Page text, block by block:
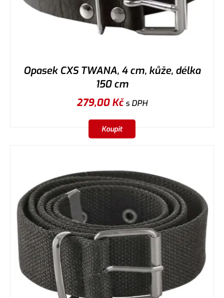
Opasek CXS TWANA, 4 cm, kůže, délka
150 cm
279,00Kčs DPH
Koupit